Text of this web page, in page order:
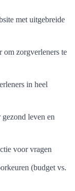
met uitgebreide
om zorgverleners te
in heel
leven en
voor vragen
(budget vs.